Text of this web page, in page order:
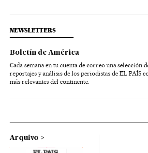
NEWSLETTERS
Boletín de América
Cada semana en tu cuenta de correo una selección
reportajes y análisis de los periodistas de EL PAÍS
más relevantes del continente.
Arquivo